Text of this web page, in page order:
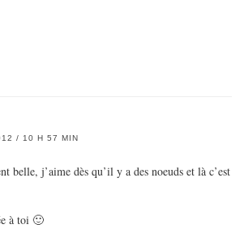
/ 10 H 57 MIN
belle, j’aime dès qu’il y a des noeuds et là c’est
à toi 🙂